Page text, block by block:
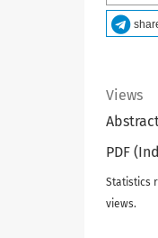
Views
PDF
Statistics
views.